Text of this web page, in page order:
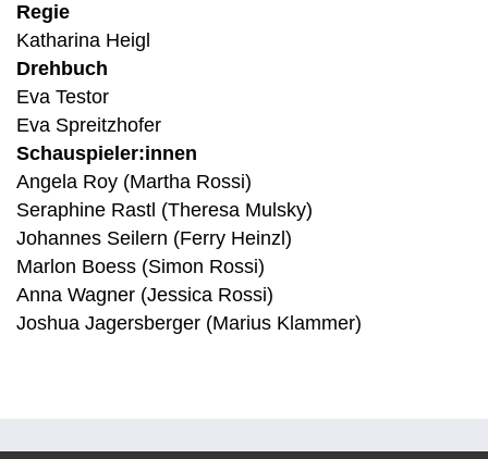
Regie
Katharina Heigl
Drehbuch
Eva Testor
Eva Spreitzhofer
Schauspieler:innen
Angela Roy (Martha Rossi)
Seraphine Rastl (Theresa Mulsky)
Johannes Seilern (Ferry Heinzl)
Marlon Boess (Simon Rossi)
Anna Wagner (Jessica Rossi)
Joshua Jagersberger (Marius Klammer)